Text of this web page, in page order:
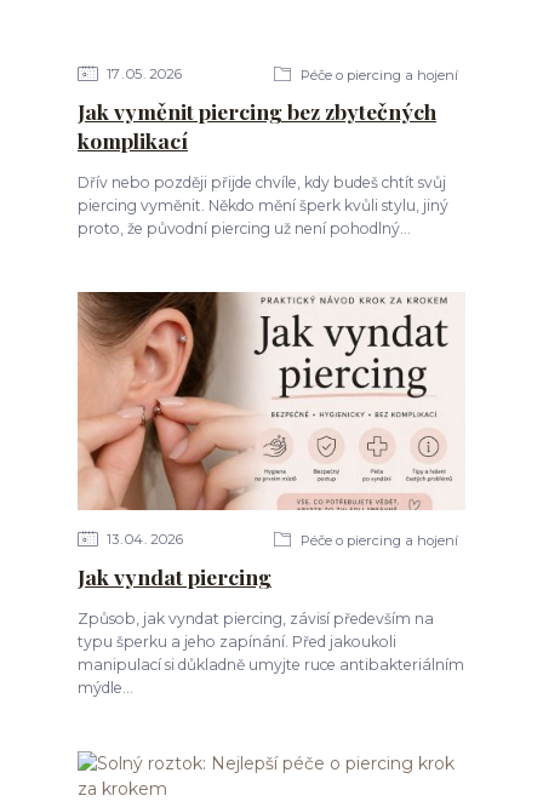
17 05 2026 Péče o piercing a hojení
Jak vyměnit piercing bez zbytečných
komplikací
Dřív nebo později přijde chvíle, kdy budeš chtít svůj
piercing vyměnit. Někdo mění šperk kvůli stylu, jiný
proto, že původní piercing už není pohodlný...
13 04 2026 Péče o piercing a hojení
Jak vyndat piercing
Způsob, jak vyndat piercing, závisí především na
typu šperku a jeho zapínání. Před jakoukoli
manipulací si důkladně umyjte ruce antibakteriálním
mýdle...